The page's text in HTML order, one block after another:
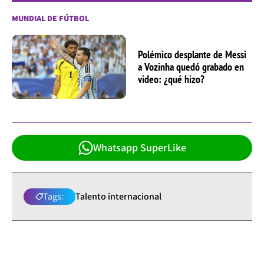
MUNDIAL DE FÚTBOL
Polémico desplante de Messi
a Vozinha quedó grabado en
video: ¿qué hizo?
Whatsapp SuperLike
Tags: Talento internacional